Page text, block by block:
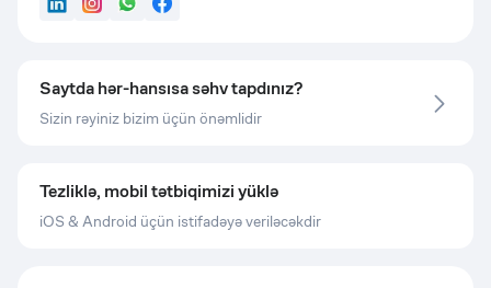
LinkedInInstagram
WhatsApp
Facebook
Saytda hər-hansısa səhv tapdınız?
Sizin rəyiniz bizim üçün önəmlidir
Tezliklə, mobil tətbiqimizi yüklə
iOS & Android üçün istifadəyə veriləcəkdir